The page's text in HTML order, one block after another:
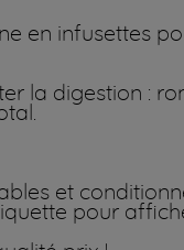
en infusettes
la digestion :
et
pour